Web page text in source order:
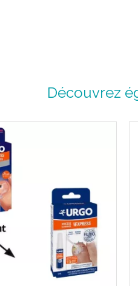
Découvrez